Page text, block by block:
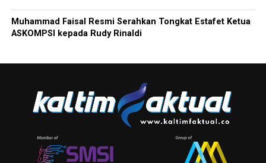
Muhammad Faisal Resmi Serahkan Tongkat Estafet Ketua
ASKOMPSI kepada Rudy Rinaldi